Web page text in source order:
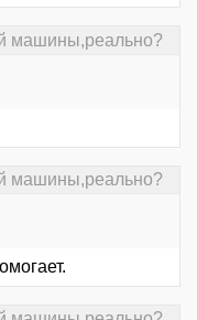
машины,реально?
машины,реально?